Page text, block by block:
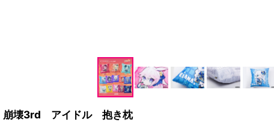
崩壊3rd アイドル 抱き枕